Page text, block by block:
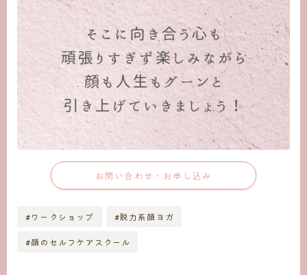
お問い合わせ・お申し込み
#ワークショップ #脱力系顔ヨガ
#顔のセルフケアスクール